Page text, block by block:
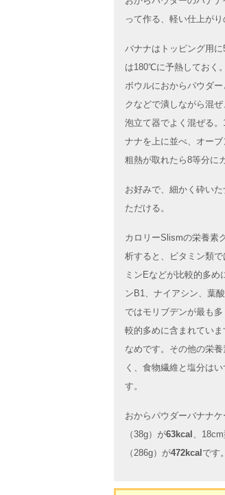
って作る、軽い仕上がり
バナナはトッピング用
は180℃に予熱しておく。
ボウルにおからパウダ
クなどで潰しながら混
泡立て器でよく混ぜる
ナナを上に並べ、オーブ
粗熱が取れたら8等分に
お好みで、細かく砕い
ただける。
カロリーSlismの栄養素
析すると、ビタミン類
ミンEなどが比較的多め
ンB1、ナイアシン、葉
ではモリブデンが最も
較的多めに含まれてい
なめです。その他の栄
く、食物繊維と塩分は
す。
おからパウダーバナナ
（38g）が63kcal 、
（286g）が472kcal です。